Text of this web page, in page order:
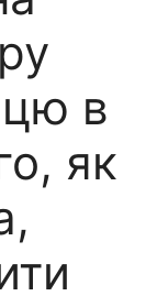
в
як